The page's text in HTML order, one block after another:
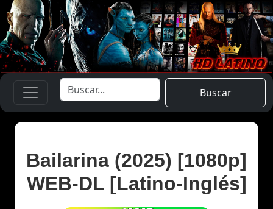
Buscar
Bailarina (2025) [1080p]
WEB-DL [Latino-Inglés]